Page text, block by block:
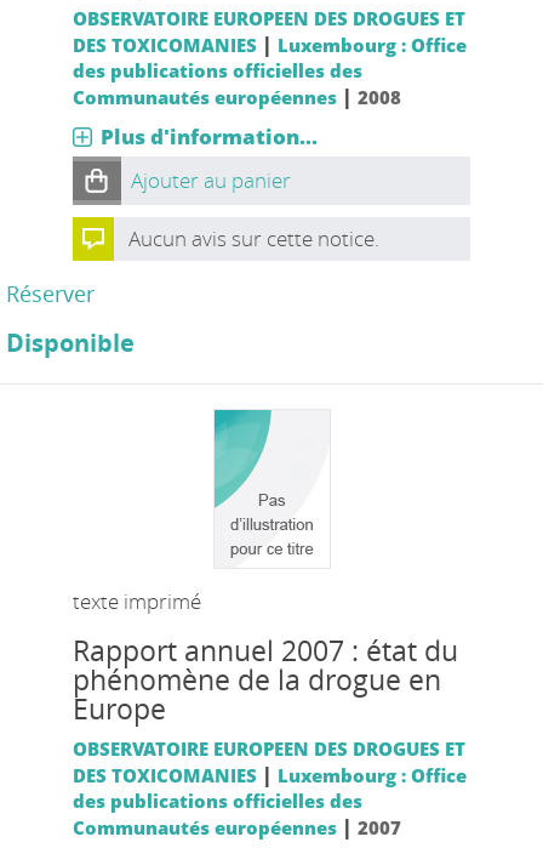
OBSERVATOIRE EUROPEEN DES DROGUES ET
DES TOXICOMANIES | Luxembourg : Office
des publications officielles des
Communautés européennes| 2008
Plus d'information...
Ajouter au panier
Aucun avis sur cette notice.
Réserver
Disponible
texte imprimé
Rapport annuel 2007 : état du
phénomène de la drogue en
Europe
OBSERVATOIRE EUROPEEN DES DROGUES ET
DES TOXICOMANIES | Luxembourg : Office
des publications officielles des
Communautés européennes| 2007